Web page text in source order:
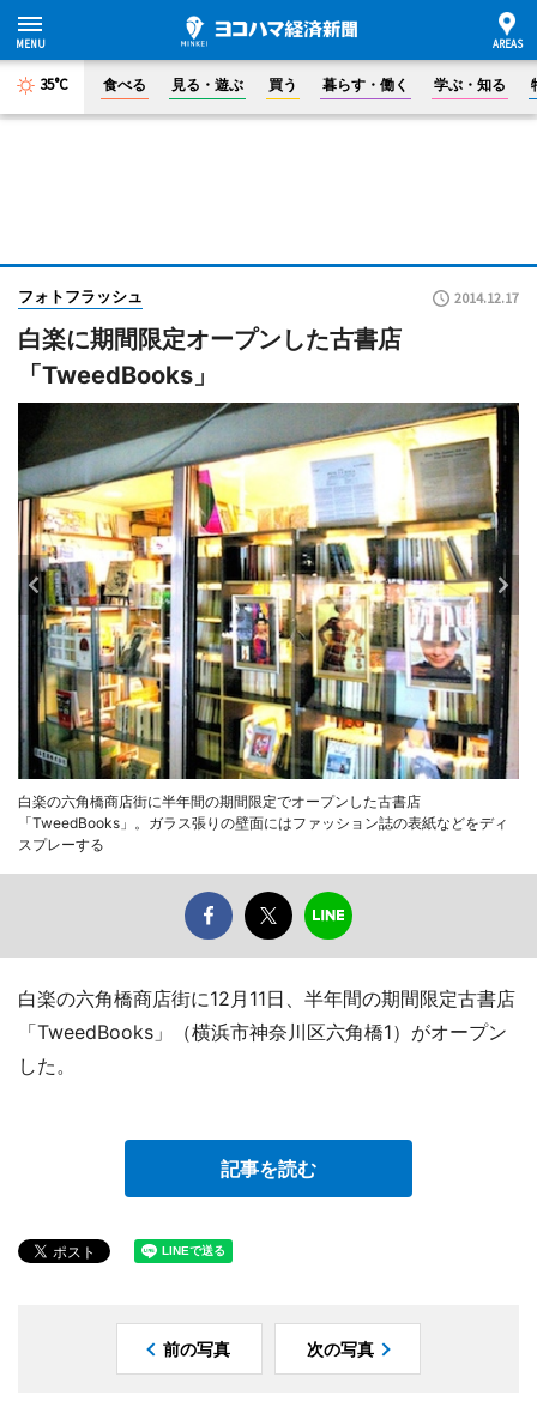
35°C 食べる 見る・遊ぶ 買う 暮らす・働く 学ぶ・知る
フォトフラッシュ 2014.12.17
白楽に期間限定オープンした古書店
「TweedBooks」
白楽の六角橋商店街に半年間の期間限定でオープンした古書店
「TweedBooks」。ガラス張りの壁面にはファッション誌の表紙などをディ
スプレーする
白楽の六角橋商店街に12月11日、半年間の期間限定古書店
「TweedBooks」（横浜市神奈川区六角橋1）がオープン
した。
記事を読む
前の写真 次の写真